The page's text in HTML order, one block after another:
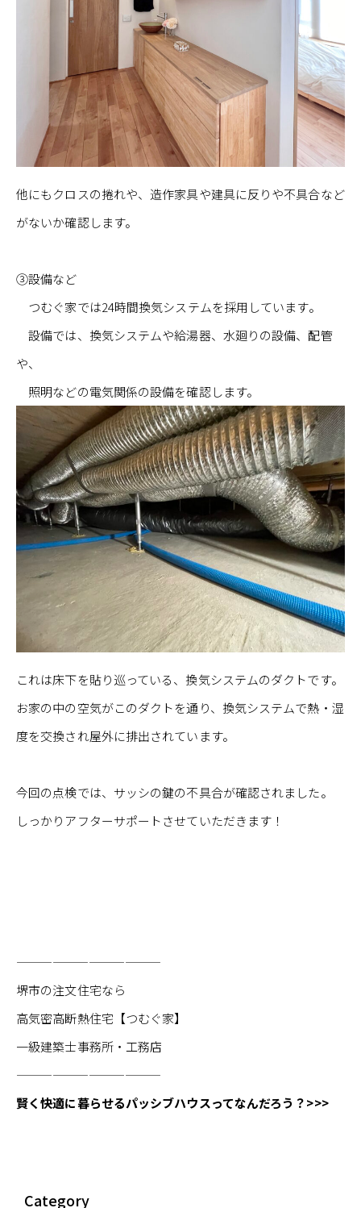
他にもクロスの捲れや、造作家具や建具に反りや不具合など
がないか確認します。
③設備など
つむぐ家では24時間換気システムを採用しています。
設備では、換気システムや給湯器、水廻りの設備、配管
や、
照明などの電気関係の設備を確認します。
これは床下を貼り巡っている、換気システムのダクトです。
お家の中の空気がこのダクトを通り、換気システムで熱・湿
度を交換され屋外に排出されています。
今回の点検では、サッシの鍵の不具合が確認されました。
しっかりアフターサポートさせていただきます！
————————————
堺市の注文住宅なら
高気密高断熱住宅【つむぐ家】
一級建築士事務所・工務店
————————————
賢く快適に暮らせるパッシブハウスってなんだろう？>>>
Category